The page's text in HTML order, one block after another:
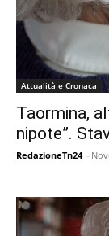
Attualità e Cronaca
Taormina,
nipote”.
RedazioneTn24 -